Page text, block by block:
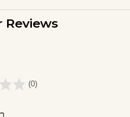
Reviews
(0)